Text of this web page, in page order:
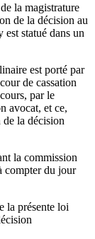
la magistrature
de la décision au
statué dans un
est porté par
de cassation
par le
avocat, et ce,
la décision
la commission
compter du jour
la présente loi